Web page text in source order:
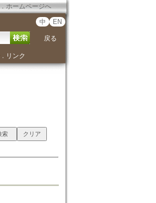
． ホームページへ
中 EN
戻る
． リンク